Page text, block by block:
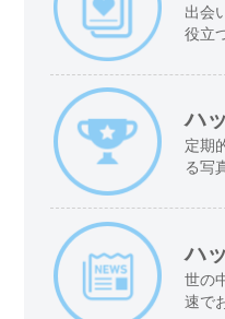
出会
役立
ハ
定期
る写
ハ
世の
速で